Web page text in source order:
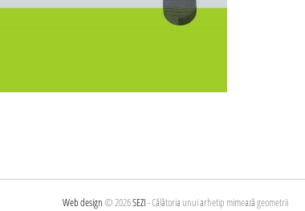
Web design© 2026SEZI- Călătoria unui arhetip mimează geometrii